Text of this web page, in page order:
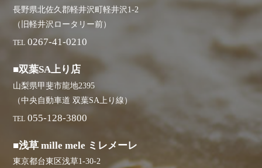
長野県北佐久郡軽井沢町軽井沢1-2
（旧軽井沢ロータリー前）
TEL 0267-41-0210
■双葉SA上り店
山梨県甲斐市龍地2395
（中央自動車道 双葉SA上り線）
TEL 055-128-3800
■浅草 mille mele ミレメーレ
東京都台東区浅草1-30-2